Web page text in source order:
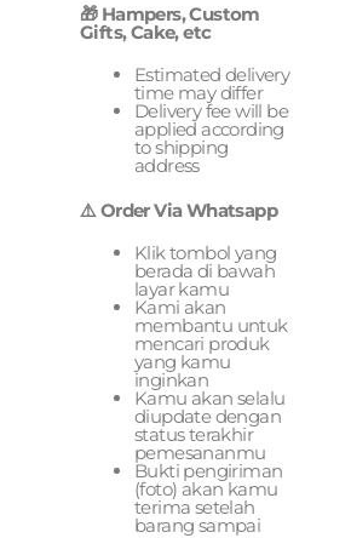
🎁 Hampers, Custom
Gifts, Cake, etc
Estimated delivery
time may differ
Delivery fee will be
applied according
to shipping
address
⚠️ Order Via Whatsapp
Klik tombol yang
berada di bawah
layar kamu
Kami akan
membantu untuk
mencari produk
yang kamu
inginkan
Kamu akan selalu
diupdate dengan
status terakhir
pemesananmu
Bukti pengiriman
(foto) akan kamu
terima setelah
barang sampai